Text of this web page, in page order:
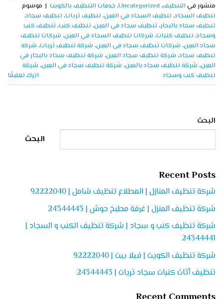
منشور في التنظيف، Uncategorized، خدمات التنظيف بالكويت | موسوم
تنظيف السجاد، تنظيف السجاد في العين، تنظيف ثريات، تنظيف سجاد،
تنظيف سجاد بالبخار، تنظيف سجاد في العين، تنظيف كنب، تنظيف كنب
وسجاد، تنظيف كنبات، شركات تنظيف السجاد في العين، شركات تنظيف
سجاد العين، شركات تنظيف سجاد في العين، شركة تنظيف ثريات، شركة
تنظيف سجاد، شركة تنظيف سجاد العين، شركة تنظيف سجاد بالبخار في
العين، شركة تنظيف سجاد بالعين، شركة تنظيف سجاد في العين، شركة
تنظيف كنب وسجاد
اترك تعليقًا
البحث
البحث
Recent Posts
شركة تنظيف المنازل | المطلاع تنظيف شامل | 92222040
شركة تنظيف المنزل | غرفة مطبخ حوش | 24344443
شركة تنظيف كنب و سجاد | شركة تنظيف الكنب و السجاد |
24344441
شركة تنظيف الكويت | فيلا بيت | 92222040
تنظيف أثاث كنبات سجاد ثريات | 24344443